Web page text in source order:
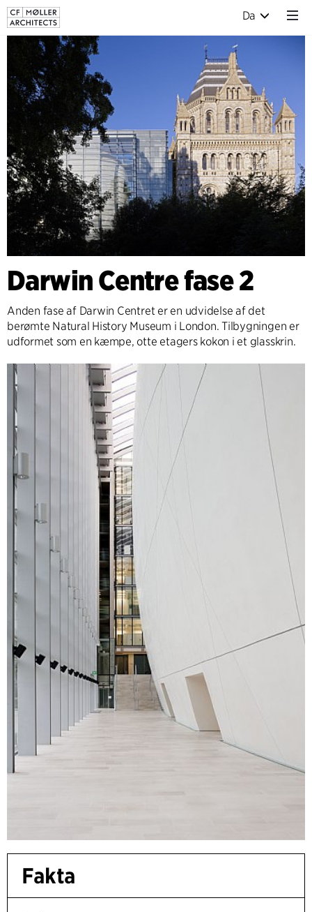
Da
Darwin Centre fase 2
Anden fase af Darwin Centret er en udvidelse af det
berømte Natural History Museum i London. Tilbygningen er
udformet som en kæmpe, otte etagers kokon i et glasskrin.
Fakta